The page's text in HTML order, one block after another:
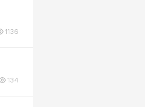
1136
134